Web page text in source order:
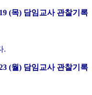
(목) 담임교사 관찰기록
.
(월) 담임교사 관찰기록